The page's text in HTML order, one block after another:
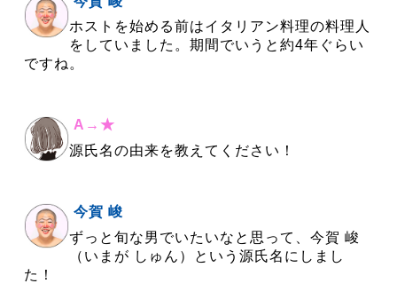
ホストを始める前はイタリアン料理の料理人
をしていました。期間でいうと約4年ぐらい
ですね。
A→★
源氏名の由来を教えてください！
今賀 峻
ずっと旬な男でいたいなと思って、今賀 峻
（いまが しゅん）という源氏名にしまし
た！